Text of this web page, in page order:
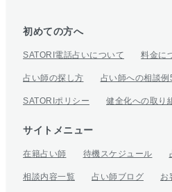
初めての方へ
SATORI電話占いについて 料金に
占い師の探し方 占い師への相談例
SATORIポリシー 健全化への取り
サイトメニュー
在籍占い師 待機スケジュール
相談内容一覧 占い師ブログ お